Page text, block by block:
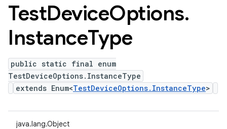
TestDeviceOptions.
InstanceType
public static final enum
TestDeviceOptions.InstanceType
extends Enum<TestDeviceOptions.InstanceType>
java.lang.Object